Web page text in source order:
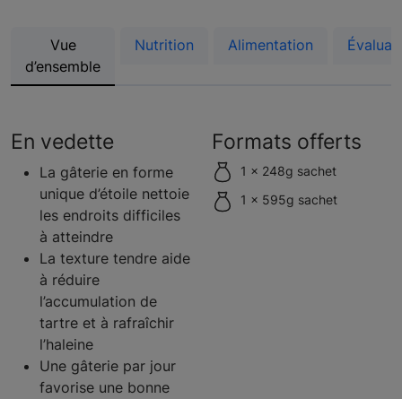
Vue
d’ensemble
Nutrition Alimentation
En vedette
La gâterie en forme
unique d’étoile nettoie
les endroits difficiles
à atteindre
La texture tendre aide
à réduire
l’accumulation de
tartre et à rafraîchir
l’haleine
Une gâterie par jour
favorise une bonne
Formats offerts
1 x 248g sachet
1 x 595g sachet